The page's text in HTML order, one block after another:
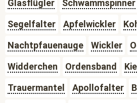
Glasflügler Schwammspinner
Segelfalter
Apfelwickler
Nachtpfauenauge
Wickler
Widderchen
Ordensband
Trauermantel
Apollofalter